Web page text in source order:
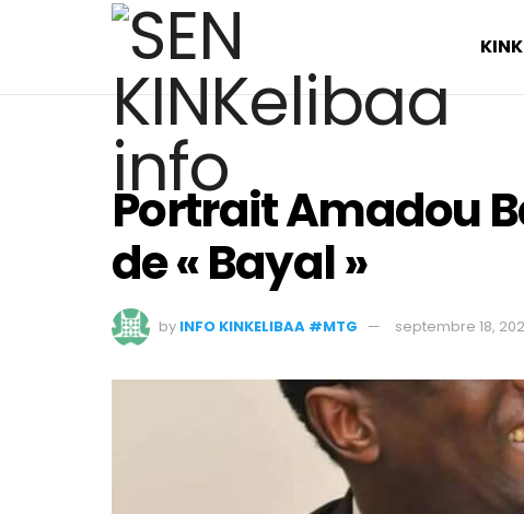
Portrait Amadou
de « Bayal »
by INFO KINKELIBAA #MTG septembre 18,